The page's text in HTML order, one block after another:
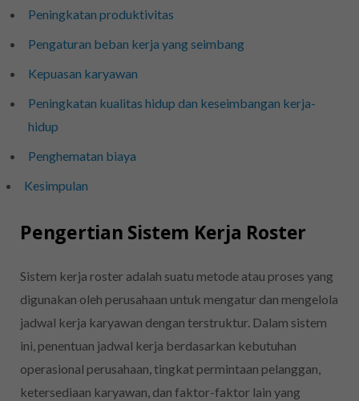
Peningkatan produktivitas
Pengaturan beban kerja yang seimbang
Kepuasan karyawan
Peningkatan kualitas hidup dan keseimbangan kerja-
hidup
Penghematan biaya
Kesimpulan
Pengertian Sistem Kerja Roster
Sistem kerja roster adalah suatu metode atau proses yang
digunakan oleh perusahaan untuk mengatur dan mengelola
jadwal kerja karyawan dengan terstruktur. Dalam sistem
ini, penentuan jadwal kerja berdasarkan kebutuhan
operasional perusahaan, tingkat permintaan pelanggan,
ketersediaan karyawan, dan faktor-faktor lain yang